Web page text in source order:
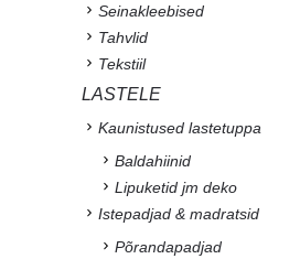
Seinakleebised
Tahvlid
Tekstiil
LASTELE
Kaunistused lastetuppa
Baldahiinid
Lipuketid jm deko
Istepadjad & madratsid
Põrandapadjad